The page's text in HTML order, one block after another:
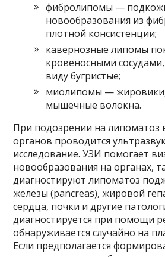
фибролипомы —
новообразования из
плотной консистенции;
кавернозные липомы
кровеносными
виду бугристые;
миолипомы —
мышечные волокна.
При подозрении на липоматоз
органов проводится
исследование. УЗИ помогает
новообразования на органах,
диагностируют липоматоз
железы (pancreas), жировой
сердца, почки и другие
диагностируется при помощи
обнаруживается случайно на
Если предполагается